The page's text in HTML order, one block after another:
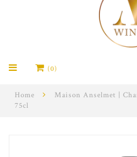
(0)
Home
Maison Anselmet |
75cl